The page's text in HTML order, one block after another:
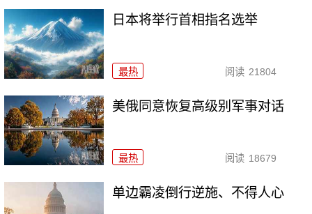
日本将举行首相指名选举
最热 阅读 21804
美俄同意恢复高级别军事对话
最热 阅读 18679
单边霸凌倒行逆施、不得人心